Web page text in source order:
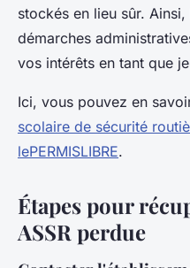
stockés en lieu sûr.
démarches
vos intérêts en tant que
Ici, vous pouvez en
scolaire de sécurité
lePERMISLIBRE.
Étapes pour
ASSR perdue